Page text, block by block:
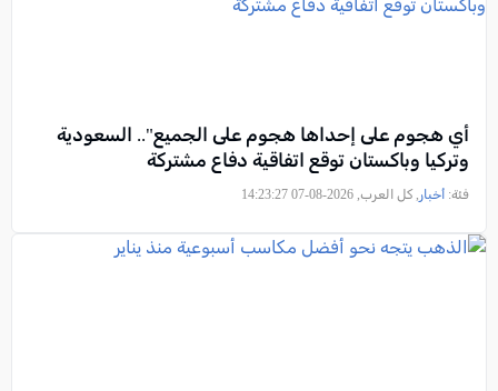
أي هجوم على إحداها هجوم على الجميع".. السعودية
وتركيا وباكستان توقع اتفاقية دفاع مشتركة
فئة: أخبار , كل العرب, 2026-08-07 14:23:27